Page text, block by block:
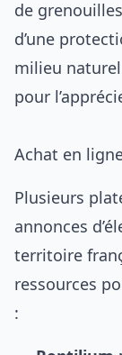
de
d’une
milieu
pour
Achat en
Plusieurs
annonces
territoire
ressources
: